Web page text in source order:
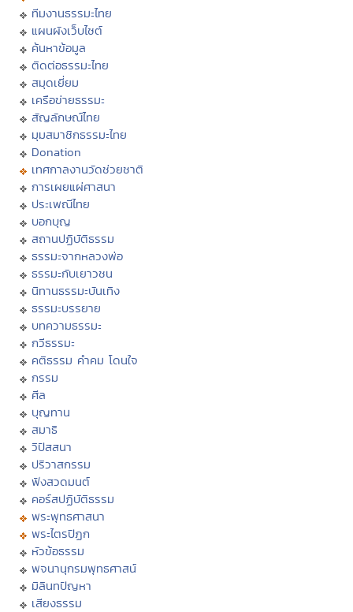
ทีมงานธรรมะไทย
แผนผังเว็บไซต์
ค้นหาข้อมูล
ติดต่อธรรมะไทย
สมุดเยี่ยม
เครือข่ายธรรมะ
สัญลักษณ์ไทย
มุมสมาชิกธรรมะไทย
Donation
เทศกาลงานวัดช่วยชาติ
การเผยแผ่ศาสนา
ประเพณีไทย
บอกบุญ
สถานปฏิบัติธรรม
ธรรมะจากหลวงพ่อ
ธรรมะกับเยาวชน
นิทานธรรมะบันเทิง
ธรรมะบรรยาย
บทความธรรมะ
กวีธรรมะ
คติธรรม คำคม โดนใจ
กรรม
ศีล
บุญทาน
สมาธิ
วิปัสสนา
ปริวาสกรรม
ฟังสวดมนต์
คอร์สปฏิบัติธรรม
พระพุทธศาสนา
พระไตรปิฏก
หัวข้อธรรม
พจนานุกรมพุทธศาสน์
มิลินทปัญหา
เสียงธรรม